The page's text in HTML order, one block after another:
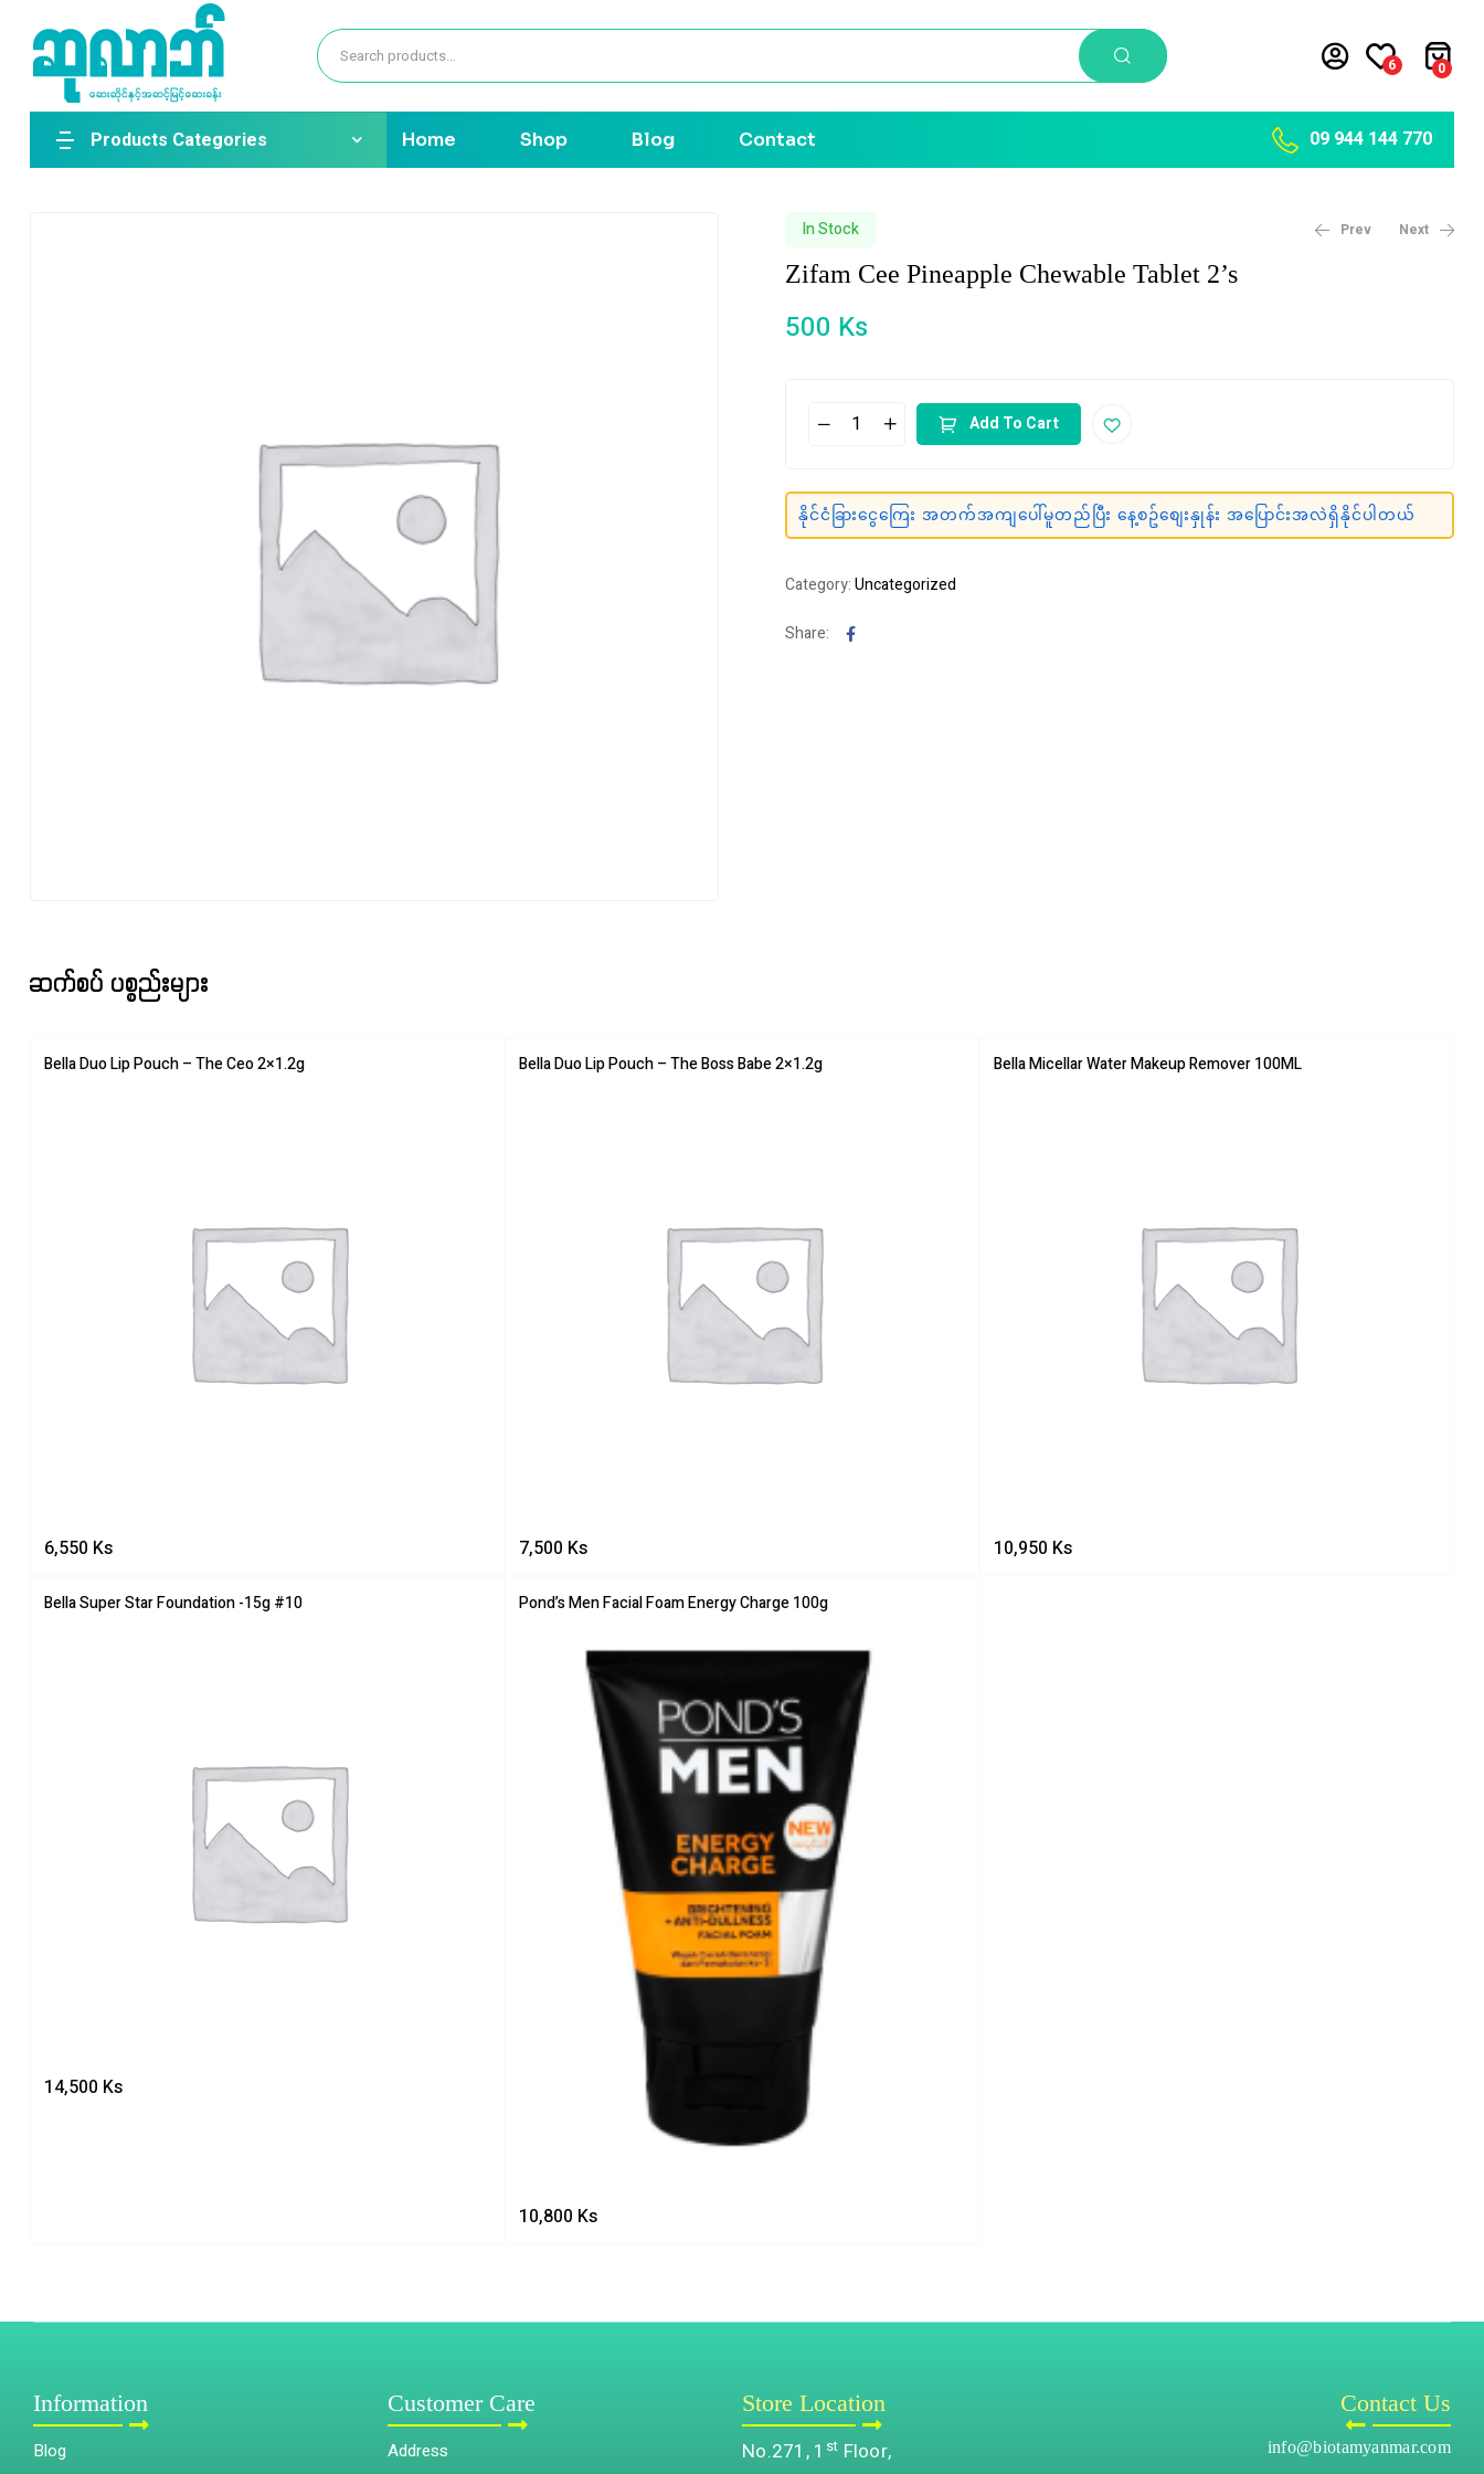
6 0
Products Categories Home Shop Blog Contact 09 944 144 770
In Stock Prev Next
Zifam Cee Pineapple Chewable Tablet 2’s
500 Ks
Add To Cart
နိုင်ငံခြားငွေကြေး အတက်အကျပေါ်မူတည်ပြီး နေ့စဥ်စျေးနှုန်း အပြောင်းအလဲရှိနိုင်ပါတယ်
Category:Uncategorized
Share: Facebook
ဆက်စပ် ပစ္စည်းများ
Bella Duo Lip Pouch – The Ceo 2×1.2g
6,550 Ks
Bella Duo Lip Pouch – The Boss Babe 2×1.2g
7,500 Ks
Bella Micellar Water Makeup Remover 100ML
10,950 Ks
Bella Super Star Foundation -15g #10
14,500 Ks
Pond’s Men Facial Foam Energy Charge 100g
10,800 Ks
Information
Blog
Customer Care
Address
Store Location
No.271, 1 st Floor,
Contact Us
info@biotamyanmar.com